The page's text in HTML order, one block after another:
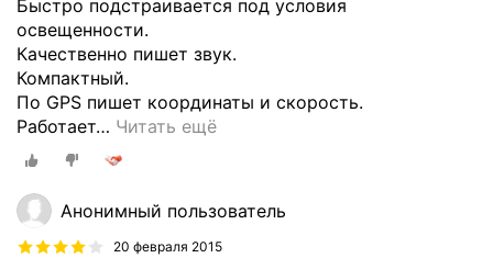
Быстро подстраивается под условия
освещенности.
Качественно пишет звук.
Компактный.
По GPS пишет координаты и скорость.
Работает… Читать ещё
Анонимный пользователь
20 февраля 2015